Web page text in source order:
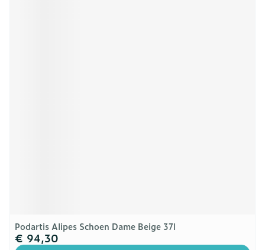
Podartis Alipes Schoen Dame Beige 37l
€ 94,30